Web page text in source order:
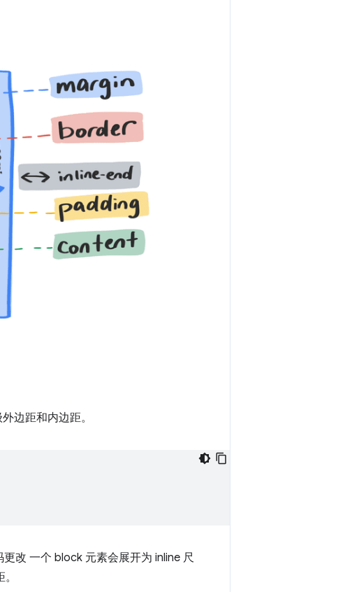
边距和内边距。
改 一个 block 元素会展开为 inline 尺